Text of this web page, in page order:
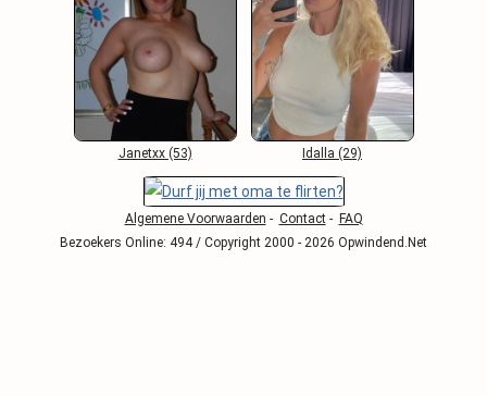
Janetxx (53) Idalla (29)
Algemene Voorwaarden - Contact- FAQ
Bezoekers Online: 494 / Copyright 2000 - 2026 Opwindend.Net